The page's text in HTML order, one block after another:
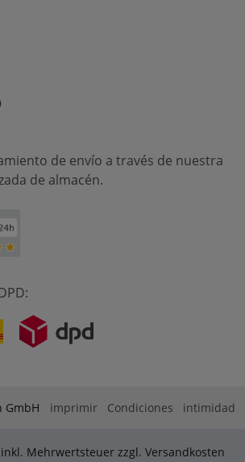
de envío a través de nuestra
de almacén.
GmbH imprimir Condiciones intimidad
Mehrwertsteuer zzgl. Versandkosten